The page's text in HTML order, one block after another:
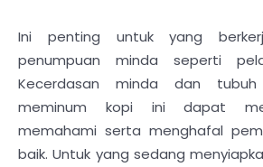
Ini penting untuk yang
penumpuan minda seperti
Kecerdasan minda dan
meminum kopi ini dapat
memahami serta menghafal
baik. Untuk yang sedang